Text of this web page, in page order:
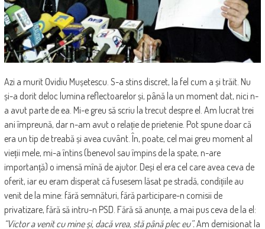
Azi a murit Ovidiu Mușetescu. S-a stins discret, la fel cum a și trăit. Nu
și-a dorit deloc lumina reflectoarelor și, până la un moment dat, nici n-
a avut parte de ea. Mi-e greu să scriu la trecut despre el. Am lucrat trei
ani împreună, dar n-am avut o relație de prietenie. Pot spune doar că
era un tip de treabă și avea cuvânt. În, poate, cel mai greu moment al
vieții mele, mi-a întins (benevol sau împins de la spate, n-are
importanță) o imensă mînă de ajutor. Deși el era cel care avea ceva de
oferit, iar eu eram disperat că fusesem lăsat pe stradă, condițiile au
venit de la mine: fără semnături, fără participare-n comisii de
privatizare, fără să intru-n PSD. Fără să anunțe, a mai pus ceva de la el:
“Victor a venit cu mine și, dacă vrea, stă până plec eu”.Am demisionat la